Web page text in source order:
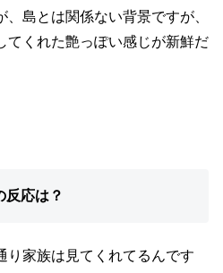
島とは関係ない背景ですが、
てくれた艶っぽい感じが新鮮だ
反応は？
り家族は見てくれてるんです